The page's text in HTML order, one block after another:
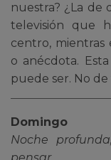
nuestra? ¿La
televisión que
centro, mientras
o anécdota.
puede ser. No de
Domingo
Noche